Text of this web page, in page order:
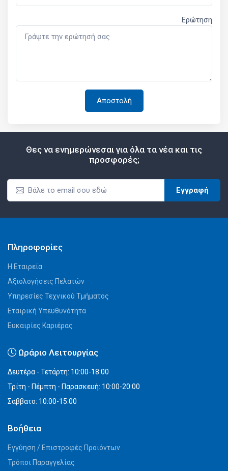
Ερώτηση
Θες να ενημερώνεσαι για όλα τα νέα και τις
προσφορές;
Εγγραφή
Πληροφορίες
Η Εταιρεία
Αξιολογήσεις Πελατών
Υπηρεσίες Τεχνικού Τμήματος
Εταιρική Υπευθυνότητα
Ευκαιρίες Καριέρας
Ωράριο Λειτουργίας
Δευτέρα - Τετάρτη: 10:00-18:00
Τρίτη - Πέμπτη - Παρασκευή: 10:00-20:00
Σάββατο: 10:00-15:00
Βοήθεια
Εγγύηση / Επιστροφές Προϊόντων
Τρόποι Παραγγελίας